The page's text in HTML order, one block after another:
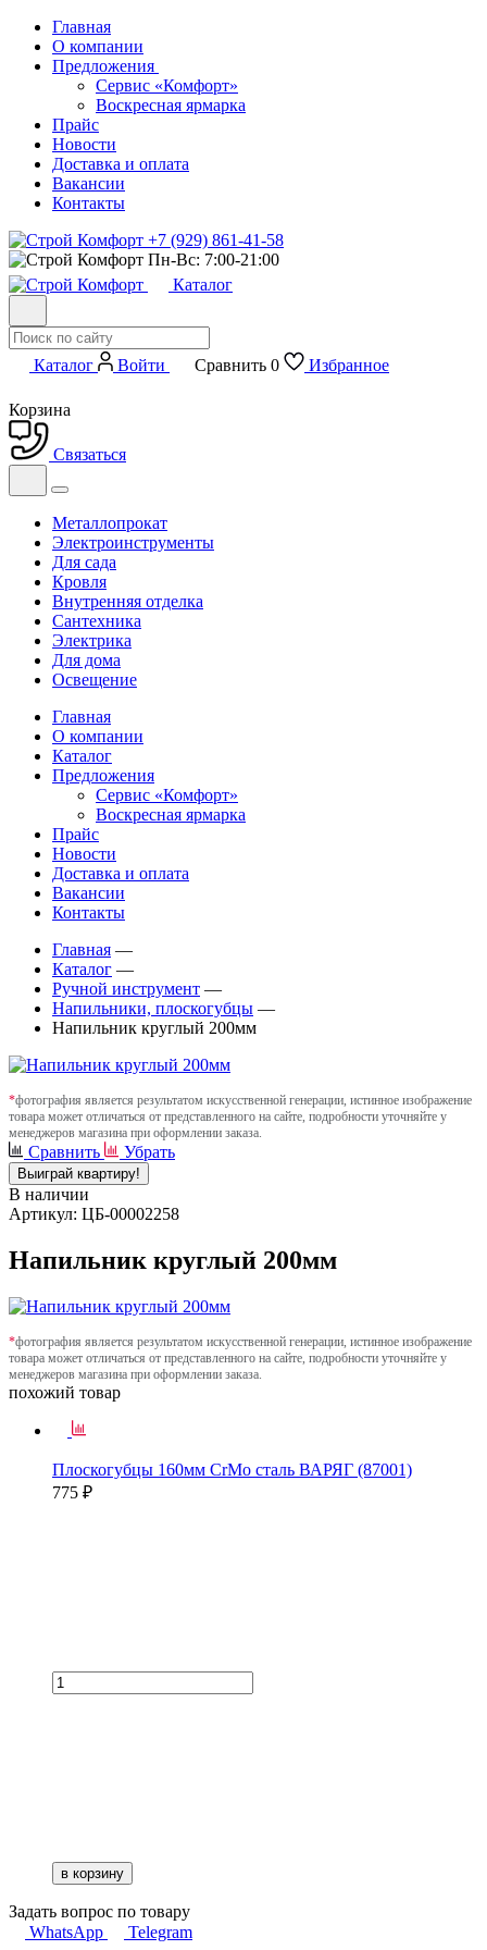
Главная
О компании
Предложения
Сервис «Комфорт»
Воскресная ярмарка
Прайс
Новости
Доставка и оплата
Вакансии
Контакты
+7 (929) 861-41-58
Пн-Вс: 7:00-21:00
Каталог
Каталог Войти Сравнить 0 Избранное
Корзина
Связаться
Металлопрокат
Электроинструменты
Для сада
Кровля
Внутренняя отделка
Сантехника
Электрика
Для дома
Освещение
Главная
О компании
Каталог
Предложения
Сервис «Комфорт»
Воскресная ярмарка
Прайс
Новости
Доставка и оплата
Вакансии
Контакты
Главная —
Каталог —
Ручной инструмент —
Напильники, плоскогубцы —
Напильник круглый 200мм
*фотография является результатом искусственной генерации, истинное изображение
товара может отличаться от представленного на сайте, подробности уточняйте у
менеджеров магазина при оформлении заказа.
Сравнить Убрать
Выиграй квартиру!
В наличии
Артикул: ЦБ-00002258
Напильник круглый 200мм
*фотография является результатом искусственной генерации, истинное изображение
товара может отличаться от представленного на сайте, подробности уточняйте у
менеджеров магазина при оформлении заказа.
похожий товар
Плоскогубцы 160мм CrMo сталь ВАРЯГ (87001)
775 ₽
в корзину
Задать вопрос по товару
WhatsApp
Telegram